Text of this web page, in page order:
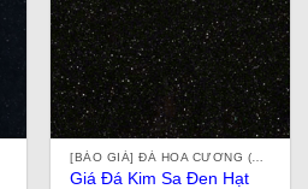
[BÁO GIÁ] ĐÁ HOA CƯƠNG (ĐÁ GRANITE) TỰ NHIÊN, NHÂN TẠO, ĐÁ ỐP LÁT Ở TPHCM
Giá Đá Kim Sa Đen Hạt